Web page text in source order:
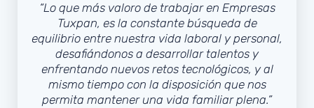
“Lo que más valoro de trabajar en Empresas
Tuxpan, es la constante búsqueda de
equilibrio entre nuestra vida laboral y personal,
desafiándonos a desarrollar talentos y
enfrentando nuevos retos tecnológicos, y al
mismo tiempo con la disposición que nos
permita mantener una vida familiar plena.”